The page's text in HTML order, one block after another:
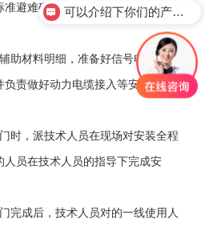
准避难硐室门框架所需的混凝土基
助材料明细，准备好信号电缆、动
负责做好动力电缆接入等安装前准
时，派技术人员在现场对安装全程
员在技术人员的指导下完成安
完成后，技术人员对的一线使用人
可以介绍下你们的产品么？